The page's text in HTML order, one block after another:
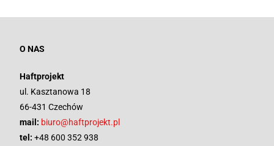
O NAS
Haftprojekt
ul. Kasztanowa 18
66-431 Czechów
mail: biuro@haftprojekt.pl
tel: +48 600 352 938